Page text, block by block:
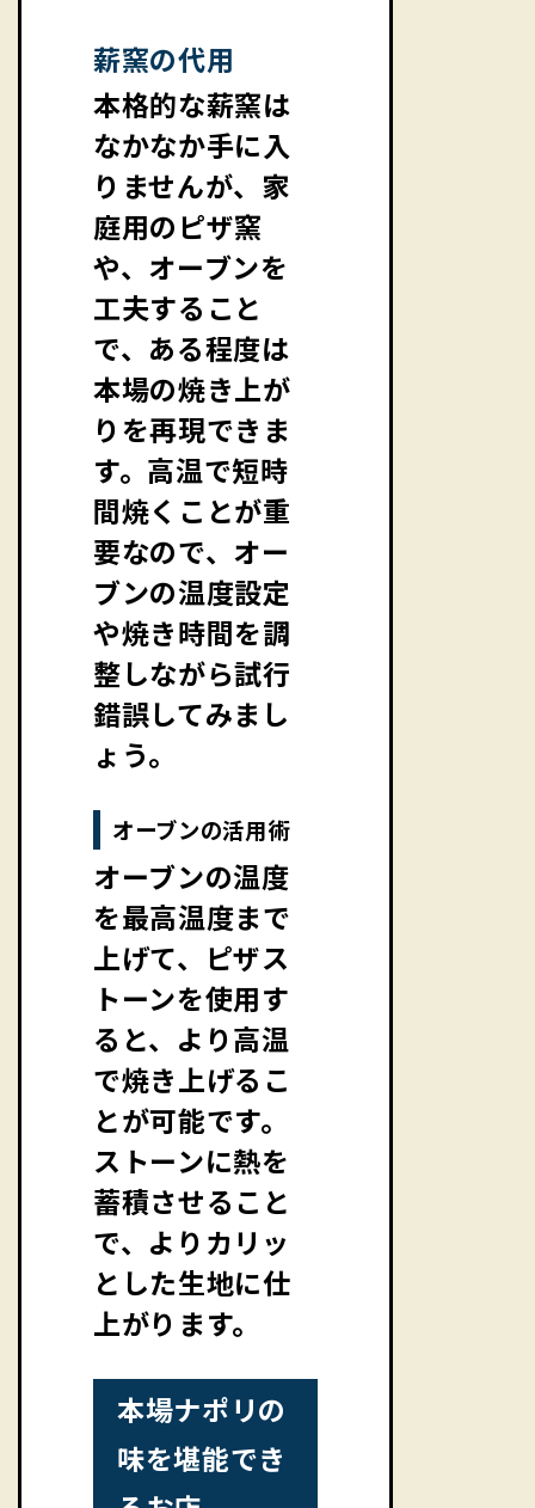
薪窯の代用
本格的な薪窯は
なかなか手に入
りませんが、家
庭用のピザ窯
や、オーブンを
工夫すること
で、ある程度は
本場の焼き上が
りを再現できま
す。高温で短時
間焼くことが重
要なので、オー
ブンの温度設定
や焼き時間を調
整しながら試行
錯誤してみまし
ょう。
オーブンの活用術
オーブンの温度
を最高温度まで
上げて、ピザス
トーンを使用す
ると、より高温
で焼き上げるこ
とが可能です。
ストーンに熱を
蓄積させること
で、よりカリッ
とした生地に仕
上がります。
本場ナポリの
味を堪能でき